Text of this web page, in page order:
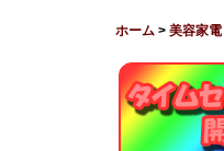
ホーム > 美容家電